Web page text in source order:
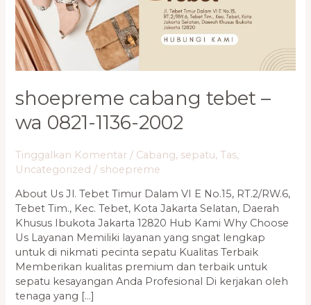
shoepreme cabang tebet –
wa 0821-1136-2002
Tinggalkan Komentar / Cabang, sepatu,Tas,
Uncategorized / shoepreme
About Us Jl. Tebet Timur Dalam VI E No.15, RT.2/RW.6,
Tebet Tim., Kec. Tebet, Kota Jakarta Selatan, Daerah
Khusus Ibukota Jakarta 12820 Hub Kami Why Choose
Us Layanan Memiliki layanan yang sngat lengkap
untuk di nikmati pecinta sepatu Kualitas Terbaik
Memberikan kualitas premium dan terbaik untuk
sepatu kesayangan Anda Profesional Di kerjakan oleh
tenaga yang […]
0821-
1136-
2002